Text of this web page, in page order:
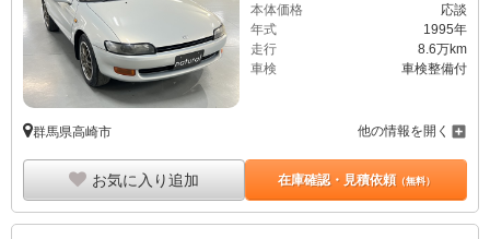
本体価格
応談
年式
1995年
走行
8.6万km
車検
車検整備付
群馬県高崎市 他の情報を開く
お気に入り追加 在庫確認・見積依頼（無料）